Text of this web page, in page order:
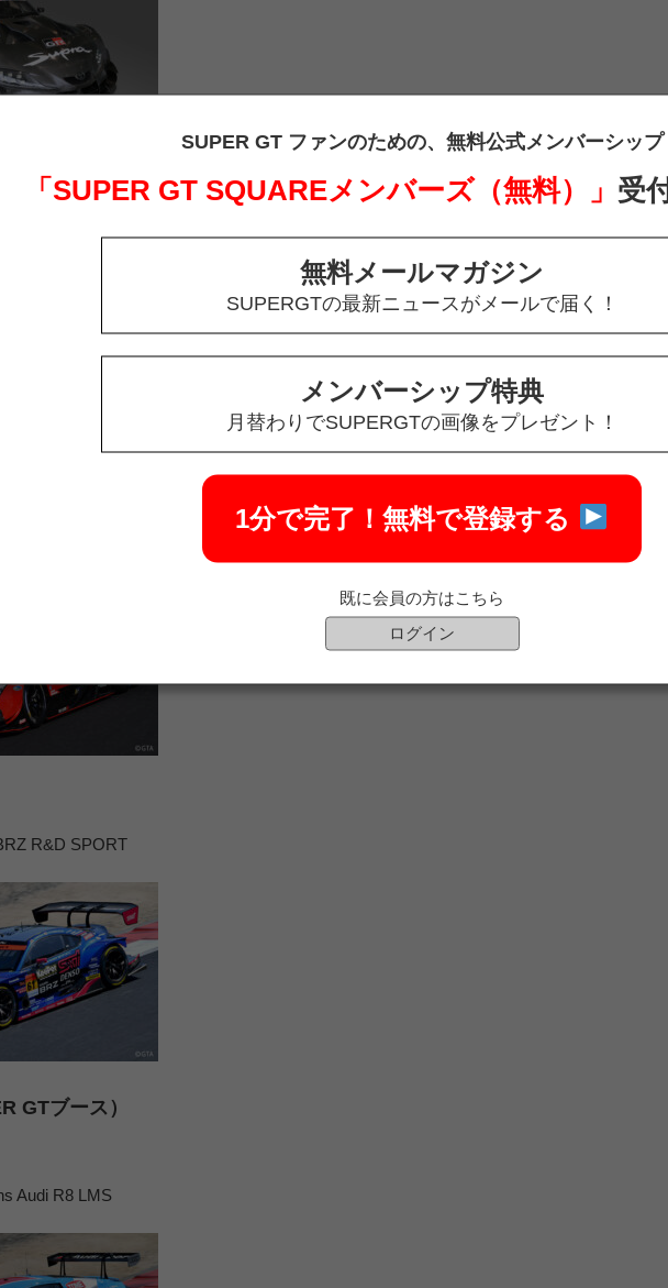
NSX-GT（冬季テスト限定カラー）
GT-R（2019）
R&D SPORT
GTブース）
Audi R8 LMS
SUPER GT ファンのための、 無料公式メンバーシップ
「SUPER GT SQUAREメンバーズ（無料）」 受
無料メールマガジン
SUPERGTの最新ニュースがメールで届く！
メンバーシップ特典
月替わりでSUPERGTの画像をプレゼント！
1分で完了！無料で登録する
既に会員の方はこちら
ログイン